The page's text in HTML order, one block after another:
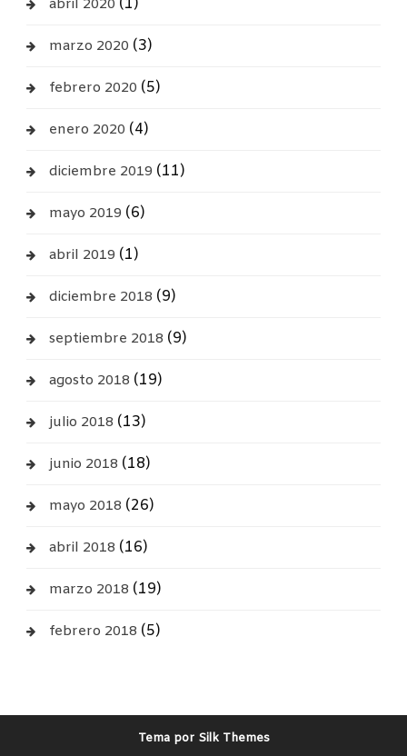
abril 2020 (1)
marzo 2020 (3)
febrero 2020 (5)
enero 2020 (4)
diciembre 2019 (11)
mayo 2019 (6)
abril 2019 (1)
diciembre 2018 (9)
septiembre 2018 (9)
agosto 2018 (19)
julio 2018 (13)
junio 2018 (18)
mayo 2018 (26)
abril 2018 (16)
marzo 2018 (19)
febrero 2018 (5)
Tema por Silk Themes